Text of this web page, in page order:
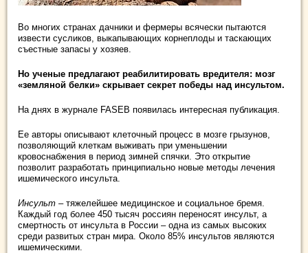
Во многих странах дачники и фермеры всячески пытаются
извести сусликов, выкапывающих корнеплоды и таскающих
съестные запасы у хозяев.
Но ученые предлагают реабилитировать вредителя: мозг
«земляной белки» скрывает секрет победы над инсультом.
На днях в журнале FASEB появилась интересная публикация.
Ее авторы описывают клеточный процесс в мозге грызунов,
позволяющий клеткам выживать при уменьшении
кровоснабжения в период зимней спячки. Это открытие
позволит разработать принципиально новые методы лечения
ишемического инсульта.
Инсульт – тяжелейшее медицинское и социальное бремя.
Каждый год более 450 тысяч россиян переносят инсульт, а
смертность от инсульта в России – одна из самых высоких
среди развитых стран мира. Около 85% инсультов являются
ишемическими.